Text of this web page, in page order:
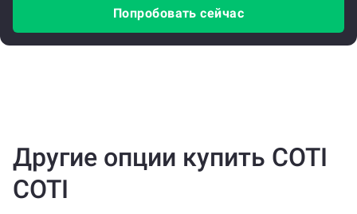
Попробовать сейчас
Другие опции купить COTI
COTI